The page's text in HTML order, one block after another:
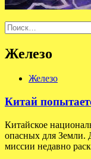
Найти:
Железо
Железо
Китай
Китайское
опасных для Земли.
миссии недавно